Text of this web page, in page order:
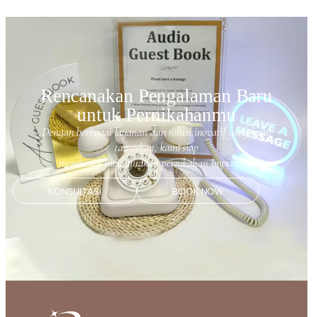
Rencanakan Pengalaman Baru
untuk Pernikahanmu
Dengan berbagai layanan dan solusi inovatif yang kami
tawarkan, kami siap
membantu mewujudkan pernikahan impianmu.
KONSULTASI BOOK NOW